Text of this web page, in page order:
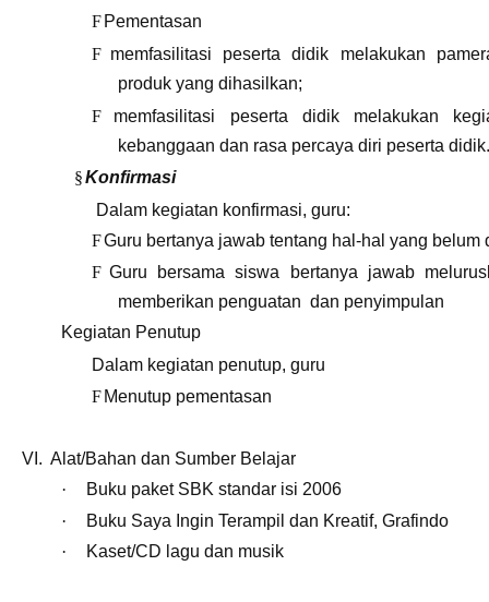
F Pementasan
F memfasilitasi peserta didik melakukan
produk yang dihasilkan;
F
memfasilitasi peserta didik melakukan
kebanggaan dan rasa percaya diri peserta didik.
§Konfirmasi
Dalam kegiatan konfirmasi, guru:
FGuru bertanya jawab tentang hal-hal yang belum
F Guru bersama siswa bertanya jawab
memberikan penguatan dan penyimpulan
Kegiatan Penutup
Dalam kegiatan penutup, guru
F Menutup pementasan
VI. Alat/Bahan dan Sumber Belajar
·
Buku paket SBK standar isi 2006
·
Buku Saya Ingin Terampil dan Kreatif, Grafindo
·
Kaset/CD lagu dan musik